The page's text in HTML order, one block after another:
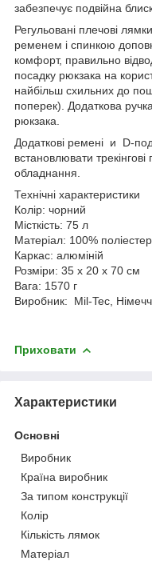
забезпечує подвійна
Регульовані плечові
ременем і спинкою
комфорт, правильно
посадку рюкзака на
найбільш схильних до
поперек). Додаткова
рюкзака.
Додаткові ремені и D-
встановлювати
обладнання.
Технічні характеристики
Колір: чорний
Місткість: 75 л
Матеріал: 100%
Каркас: алюміній
Розміри: 35 х 20 х 70 см
Вага: 1570 г
Виробник: Mil-Tec,
Приховати
Характеристики
Основні
Виробник
Країна виробник
За типом конструкції
Колір
Кількість лямок
Матеріал